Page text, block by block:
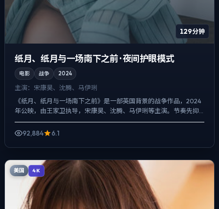
129分钟
纸月、纸月与一场南下之前 · 夜间护眼模式
电影 战争 2024
主演： 宋康昊、沈腾、马伊琍
《纸月、纸月与一场南下之前》是一部英国背景的战争作品，2024
年公映，由王家卫执导，宋康昊、沈腾、马伊琍等主演。节奏先抑
后扬，前半段铺陈日常，后半段陡然收紧，爱情线并不喧宾夺主...
92,884
6.1
美国 4K